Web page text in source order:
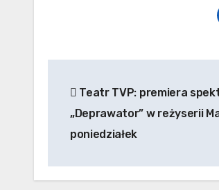
wpisuTeatr TVP: premiera
„Deprawator” w reżyserii
poniedziałek